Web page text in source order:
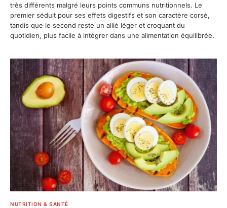
très différents malgré leurs points communs nutritionnels. Le
premier séduit pour ses effets digestifs et son caractère corsé,
tandis que le second reste un allié léger et croquant du
quotidien, plus facile à intégrer dans une alimentation équilibrée.
NUTRITION & SANTÉ